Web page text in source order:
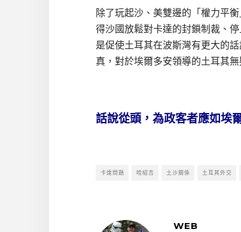
除了玩起沙、美雙邊的「權力平
得沙國放鬆對卡達的封鎖制裁、
是促使土耳其在波斯灣有更大的
真，對於埃爾多安領導的土耳其
話說從頭，為政客者應如埃
卡達問題 哈紹吉 土沙關係 土耳其外交
WEB